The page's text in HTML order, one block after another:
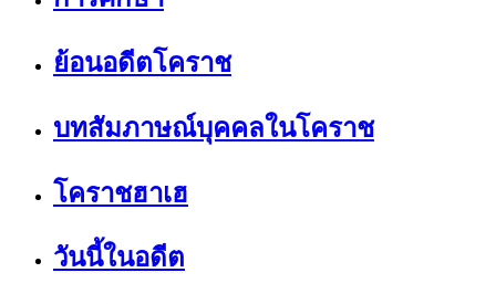
ย้อนอดีตโคราช
บทสัมภาษณ์บุคคลในโคราช
โคราชฮาเฮ
วันนี้ในอดีต